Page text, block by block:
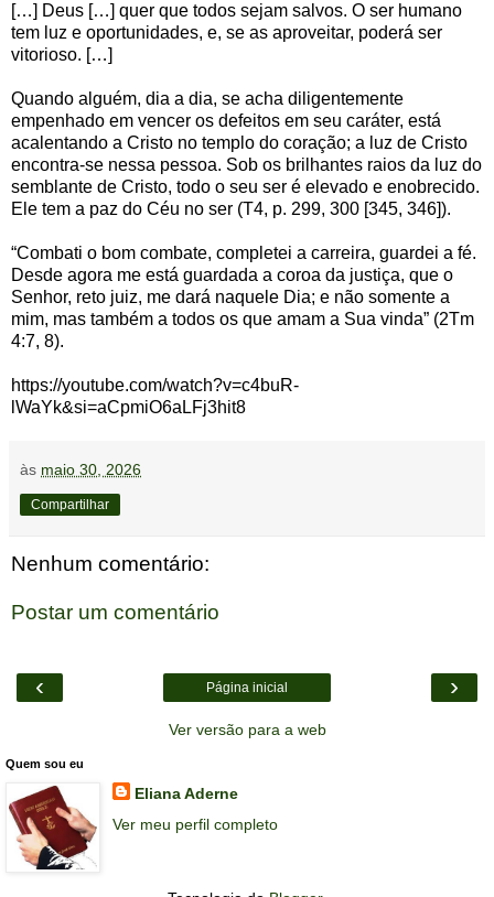
[…] Deus […] quer que todos sejam salvos. O ser humano
tem luz e oportunidades, e, se as aproveitar, poderá ser
vitorioso. […]
Quando alguém, dia a dia, se acha diligentemente
empenhado em vencer os defeitos em seu caráter, está
acalentando a Cristo no templo do coração; a luz de Cristo
encontra-se nessa pessoa. Sob os brilhantes raios da luz do
semblante de Cristo, todo o seu ser é elevado e enobrecido.
Ele tem a paz do Céu no ser (T4, p. 299, 300 [345, 346]).
“Combati o bom combate, completei a carreira, guardei a fé.
Desde agora me está guardada a coroa da justiça, que o
Senhor, reto juiz, me dará naquele Dia; e não somente a
mim, mas também a todos os que amam a Sua vinda” (2Tm
4:7, 8).
https://youtube.com/watch?v=c4buR-
lWaYk&si=aCpmiO6aLFj3hit8
às maio 30, 2026
Compartilhar
Nenhum comentário:
Postar um comentário
‹ ›
Página inicial
Ver versão para a web
Quem sou eu
Eliana Aderne
Ver meu perfil completo